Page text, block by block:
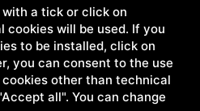
a tick or click on
cookies will be used. If you
to be installed, click on
you can consent to the use
other than technical
all". You can change